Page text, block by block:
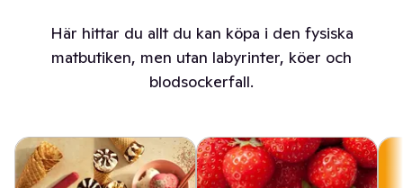
Här hittar du allt du kan köpa i den fysiska
matbutiken, men utan labyrinter, köer och
blodsockerfall.